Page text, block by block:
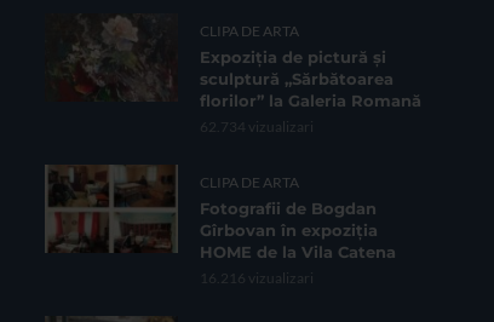
CLIPA DE ARTA
Expoziția de pictură și
sculptură „Sărbătoarea
florilor” la Galeria Romană
62.734 vizualizari
CLIPA DE ARTA
Fotografii de Bogdan
Gîrbovan în expoziția
HOME de la Vila Catena
16.216 vizualizari